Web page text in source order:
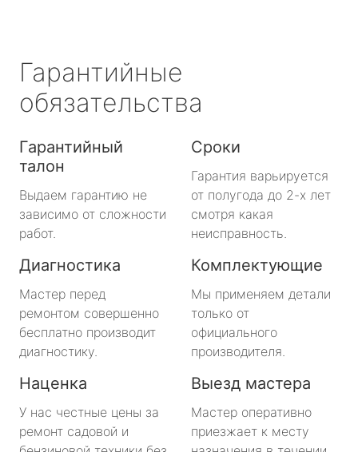
Гарантийные
обязательства
Гарантийный
талон
Выдаем гарантию не
зависимо от сложности
работ.
Сроки
Гарантия варьируется
от полугода до 2-х лет
смотря какая
неисправность.
Диагностика
Мастер перед
ремонтом совершенно
бесплатно производит
диагностику.
Комплектующие
Мы применяем детали
только от
официального
производителя.
Наценка
У нас честные цены за
ремонт садовой и
Выезд мастера
Мастер оперативно
приезжает к месту